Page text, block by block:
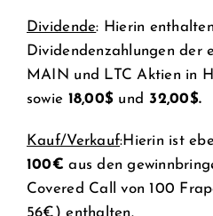
Dividende: Hierin
Dividendenzahlungen der
MAIN und LTC Aktien in
sowie 18,00$ und 32,00$.
Kauf/Verkauf:Hierin ist
100€ aus den
Covered Call von 100